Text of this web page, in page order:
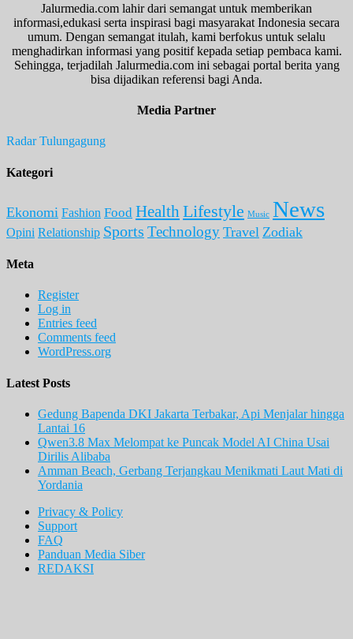
Jalurmedia.com lahir dari semangat untuk memberikan
informasi,edukasi serta inspirasi bagi masyarakat Indonesia secara
umum. Dengan semangat itulah, kami berfokus untuk selalu
menghadirkan informasi yang positif kepada setiap pembaca kami.
Sehingga, terjadilah Jalurmedia.com ini sebagai portal berita yang
bisa dijadikan referensi bagi Anda.
Media Partner
Radar Tulungagung
Kategori
Ekonomi Fashion Food Health Lifestyle Music News
Opini Relationship Sports Technology Travel Zodiak
Meta
Register
Log in
Entries feed
Comments feed
WordPress.org
Latest Posts
Gedung Bapenda DKI Jakarta Terbakar, Api Menjalar hingga
Lantai 16
Qwen3.8 Max Melompat ke Puncak Model AI China Usai
Dirilis Alibaba
Amman Beach, Gerbang Terjangkau Menikmati Laut Mati di
Yordania
Privacy & Policy
Support
FAQ
Panduan Media Siber
REDAKSI